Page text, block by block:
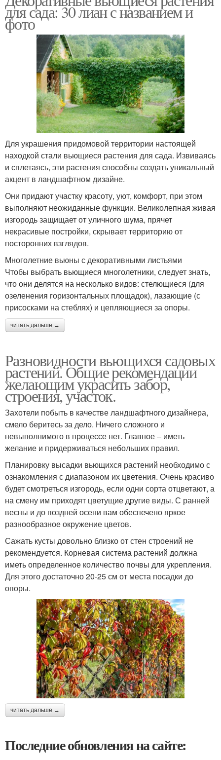
для сада: 30 лиан с названием и
фото
Для украшения придомовой территории настоящей
находкой стали вьющиеся растения для сада. Извиваясь
и сплетаясь, эти растения способны создать уникальный
акцент в ландшафтном дизайне.
Они придают участку красоту, уют, комфорт, при этом
выполняют неожиданные функции. Великолепная живая
изгородь защищает от уличного шума, прячет
некрасивые постройки, скрывает территорию от
посторонних взглядов.
Многолетние вьюны с декоративными листьями
Чтобы выбрать вьющиеся многолетники, следует знать,
что они делятся на несколько видов: стелющиеся (для
озеленения горизонтальных площадок), лазающие (с
присосками на стеблях) и цепляющиеся за опоры.
читать дальше →
Разновидности вьющихся садовых
растений. Общие рекомендации
желающим украсить забор,
строения, участок.
Захотели побыть в качестве ландшафтного дизайнера,
смело беритесь за дело. Ничего сложного и
невыполнимого в процессе нет. Главное – иметь
желание и придерживаться небольших правил.
Планировку высадки вьющихся растений необходимо с
ознакомления с диапазоном их цветения. Очень красиво
будет смотреться изгородь, если одни сорта отцветают, а
на смену им приходят цветущие другие виды. С ранней
весны и до поздней осени вам обеспечено яркое
разнообразное окружение цветов.
Сажать кусты довольно близко от стен строений не
рекомендуется. Корневая система растений должна
иметь определенное количество почвы для укрепления.
Для этого достаточно 20-25 см от места посадки до
опоры.
читать дальше →
Последние обновления на сайте: